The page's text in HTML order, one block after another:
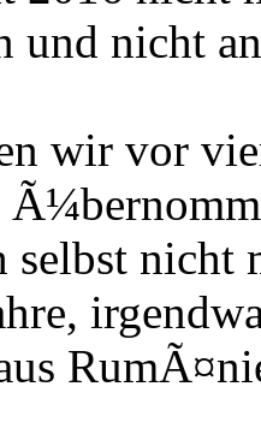
und nicht
wir vor
selbst nicht